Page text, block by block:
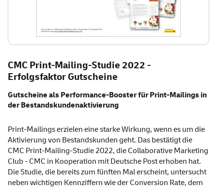
CMC Print-Mailing-Studie 2022 -
Erfolgsfaktor Gutscheine
Gutscheine als Performance-Booster für Print-Mailings in
der Bestandskundenaktivierung
Print-Mailings erzielen eine starke Wirkung, wenn es um die
Aktivierung von Bestandskunden geht. Das bestätigt die
CMC Print-Mailing-Studie 2022, die Collaborative Marketing
Club - CMC in Kooperation mit Deutsche Post erhoben hat.
Die Studie, die bereits zum fünften Mal erscheint, untersucht
neben wichtigen Kennziffern wie der Conversion Rate, dem